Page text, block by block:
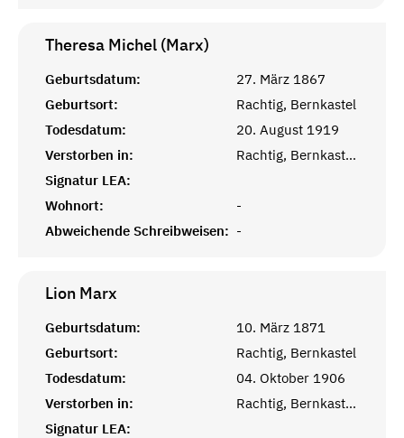
Theresa Michel (Marx)
Geburtsdatum:
27. März 1867
Geburtsort:
Rachtig, Bernkastel
Todesdatum:
20. August 1919
Verstorben in:
Rachtig, Bernkastel-Wittlich
Signatur LEA:
Wohnort:
-
Abweichende Schreibweisen: -
Lion Marx
Geburtsdatum:
10. März 1871
Geburtsort:
Rachtig, Bernkastel
Todesdatum:
04. Oktober 1906
Verstorben in:
Rachtig, Bernkastel-Wittlich
Signatur LEA: